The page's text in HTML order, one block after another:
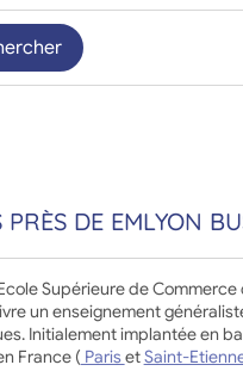
DE EMLYON
Supérieure de
un enseignement
Initialement implantée en
France ( ParisetSaint-